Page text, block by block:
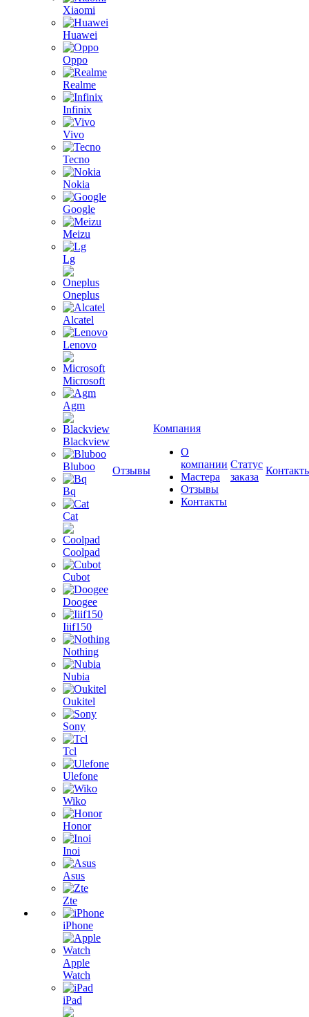
Xiaomi
Huawei
Oppo
Realme
Infinix
Vivo
Tecno
Nokia
Google
Meizu
Lg
Oneplus
Alcatel
Lenovo
Microsoft
Agm
Blackview
Bluboo
Bq
Cat
Coolpad
Cubot
Doogee
Iiif150
Nothing
Nubia
Oukitel
Sony
Tcl
Ulefone
Wiko
Honor
Inoi
Asus
Zte
iPhone
Apple
Watch
iPad
Отзывы
Компания
О
компании
Мастера
Отзывы
Контакты
Статус
заказа